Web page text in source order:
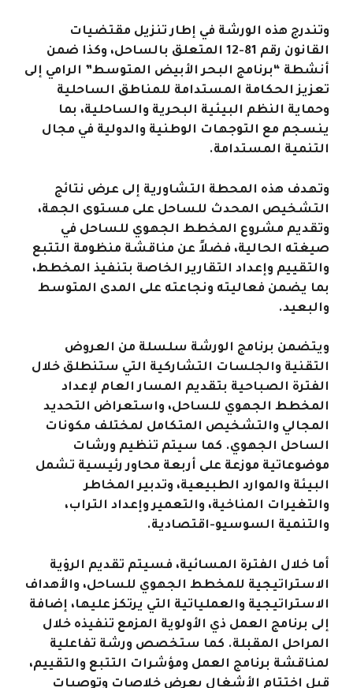
وتندرج هذه الورشة في إطار تنزيل مقتضيات
القانون رقم 81-12 المتعلق بالساحل، وكذا ضمن
أنشطة “برنامج البحر الأبيض المتوسط” الرامي إلى
تعزيز الحكامة المستدامة للمناطق الساحلية
وحماية النظم البيئية البحرية والساحلية، بما
ينسجم مع التوجهات الوطنية والدولية في مجال
التنمية المستدامة.
وتهدف هذه المحطة التشاورية إلى عرض نتائج
التشخيص المحدث للساحل على مستوى الجهة،
وتقديم مشروع المخطط الجهوي للساحل في
صيغته الحالية، فضلاً عن مناقشة منظومة التتبع
والتقييم وإعداد التقارير الخاصة بتنفيذ المخطط،
بما يضمن فعاليته ونجاعته على المدى المتوسط
والبعيد.
ويتضمن برنامج الورشة سلسلة من العروض
التقنية والجلسات التشاركية التي ستنطلق خلال
الفترة الصباحية بتقديم المسار العام لإعداد
المخطط الجهوي للساحل، واستعراض التحديد
المجالي والتشخيص المتكامل لمختلف مكونات
الساحل الجهوي. كما سيتم تنظيم ورشات
موضوعاتية موزعة على أربعة محاور رئيسية تشمل
البيئة والموارد الطبيعية، وتدبير المخاطر
والتغيرات المناخية، والتعمير وإعداد التراب،
والتنمية السوسيو-اقتصادية.
أما خلال الفترة المسائية، فسيتم تقديم الرؤية
الاستراتيجية للمخطط الجهوي للساحل، والأهداف
الاستراتيجية والعملياتية التي يرتكز عليها، إضافة
إلى برنامج العمل ذي الأولوية المزمع تنفيذه خلال
المراحل المقبلة. كما ستخصص ورشة تفاعلية
لمناقشة برنامج العمل ومؤشرات التتبع والتقييم،
قبل اختتام الأشغال بعرض خلاصات وتوصيات